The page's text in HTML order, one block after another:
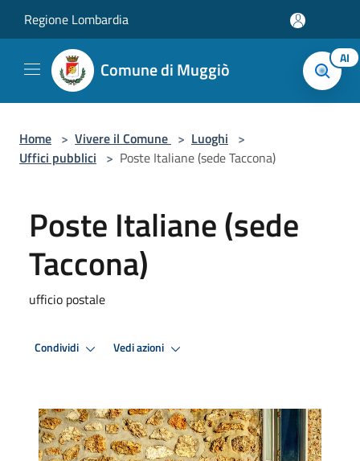
Regione Lombardia
Comune di Muggiò AI
Home > Vivere il Comune > Luoghi >
Uffici pubblici > Poste Italiane (sede Taccona)
Poste Italiane (sede
Taccona)
ufficio postale
Condividi Vedi azioni